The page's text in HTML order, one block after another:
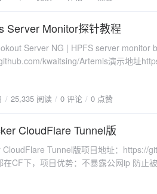
动态内容 echo '<div class="memo-item">'; echo
$pubDateFormatted . '</p>'; // 使用格式化后的时
} for ($i = 1; $i <= $total_pages; $i++) { if ($i == $page)
cnbosir/simtxt本站下载：
Server Monitor探针教程
Server NG | HPFS server monitor
kwaitsing/Artemis演示地址
执行安装 bash install_server.sh 8080
page not found就说明服务端运行成
keyring debian-archive-keyring apt-
public/caddy/stable/gpg.key' |
caddy-stable-archive-keyring.gpg
25,335 阅读 0 评论 0 点赞
CloudFlare Tunnel版
Tunnel版项目地址：https://
在CF下，项目优势：不暴露公网ip 防止